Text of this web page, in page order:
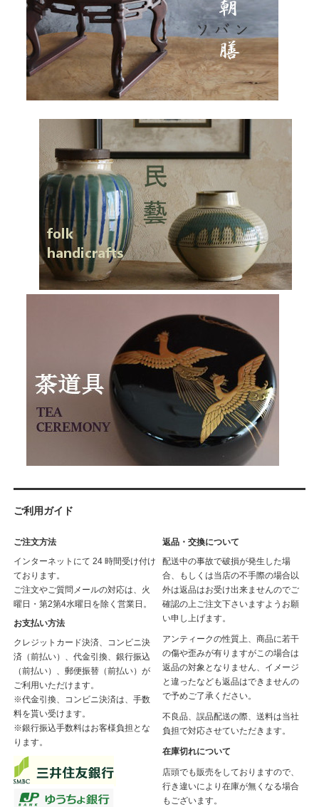
ご利用ガイド
ご注文方法
インターネットにて 24 時間受け付け
ております。
ご注文やご質問メールの対応は、火
曜日・第2第4水曜日を除く営業日。
お支払い方法
クレジットカード決済、コンビニ決
済（前払い）、代金引換、銀行振込
（前払い）、郵便振替（前払い）が
ご利用いただけます。
※代金引換、コンビニ決済は、手数
料を貰い受けます。
※銀行振込手数料はお客様負担とな
ります。
返品・交換について
配送中の事故で破損が発生した場
合、もしくは当店の不手際の場合以
外は返品はお受け出来ませんのでご
確認の上ご注文下さいますようお願
い申し上げます。
アンティークの性質上、商品に若干
の傷や歪みが有りますがこの場合は
返品の対象となりません、イメージ
と違ったなども返品はできませんの
で予めご了承ください。
不良品、誤品配送の際、送料は当社
負担で対応させていただきます。
在庫切れについて
店頭でも販売をしておりますので、
行き違いにより在庫が無くなる場合
もございます。